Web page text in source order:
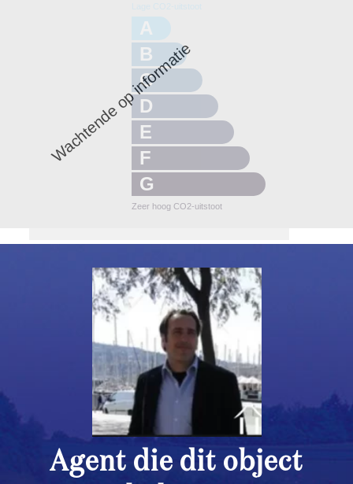
A
B
C
D
E
F
G
Zeer hoog CO2-uitstoot
Wachtende op informatie
Agent die dit object